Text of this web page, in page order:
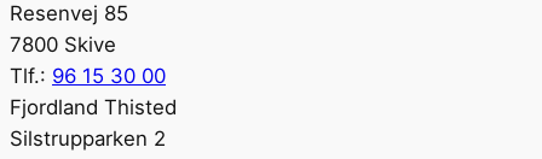
Resenvej 85
7800 Skive
Tlf.: 96 15 30 00
Fjordland Thisted
Silstrupparken 2